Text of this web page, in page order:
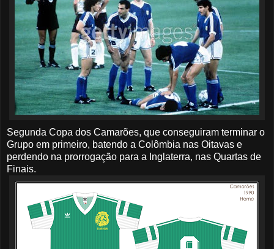
Segunda Copa dos Camarões, que conseguiram terminar o
Grupo em primeiro, batendo a Colômbia nas Oitavas e
perdendo na prorrogação para a Inglaterra, nas Quartas de
Finais.